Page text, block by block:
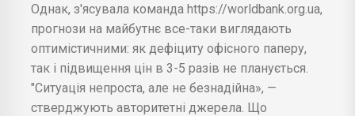
Однак, з'ясувала команда https://worldbank.org.ua,
прогнози на майбутнє все-таки виглядають
оптимістичними: як дефіциту офісного паперу,
так і підвищення цін в 3-5 разів не планується.
"Ситуація непроста, але не безнадійна», —
стверджують авторитетні джерела. Що